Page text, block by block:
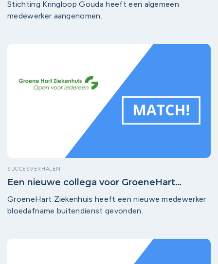
Stichting Kringloop Gouda heeft een algemeen
medewerker aangenomen.
SUCCESVERHALEN
Een nieuwe collega voor GroeneHart
GroeneHart Ziekenhuis heeft een nieuwe medewerker
bloedafname buitendienst gevonden.